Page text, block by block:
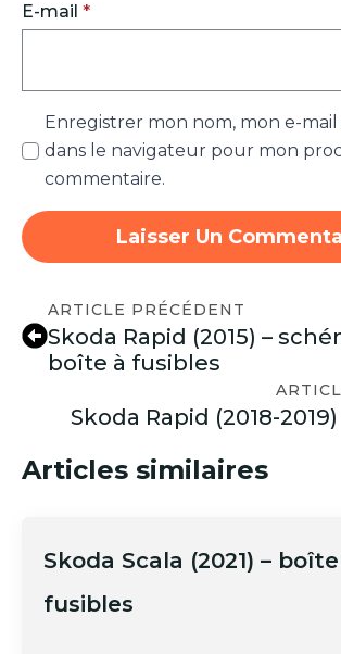
E-mail *
Enregistrer mon nom, mon e-
dans le navigateur pour mon
commentaire.
ARTICLE PRÉCÉDENT
Skoda Rapid (2015) –
boîte à fusibles
Skoda Rapid (2018-
Articles similaires
Skoda Scala (2021) –
fusibles